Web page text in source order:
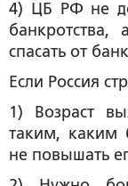
4) ЦБ РФ не
спасать от
Если Россия
1) Возраст
таким,
не повышать